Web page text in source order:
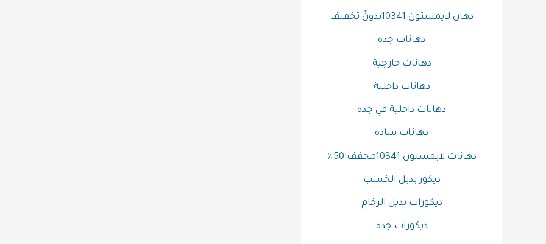
دهان لايمستون 10341بدونً تخفيف
دهانات جده
دهانات خارجية
دهانات داخلية
دهانات داخلية في جده
دهانات ساده
دهانات لايمستون 10341مخفف 50٪
ديكور بديل الخشب
ديكورات بديل الرخام
ديكورات جده